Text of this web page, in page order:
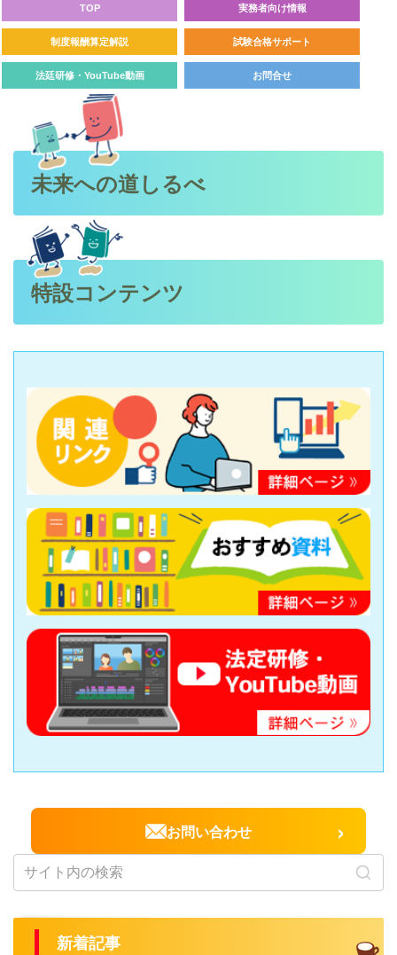
TOP 実務者向け情報
制度報酬算定解説 試験合格サポート
法廷研修・YouTube動画 お問合せ
未来への道しるべ
特設コンテンツ
お問い合わせ ›
新着記事